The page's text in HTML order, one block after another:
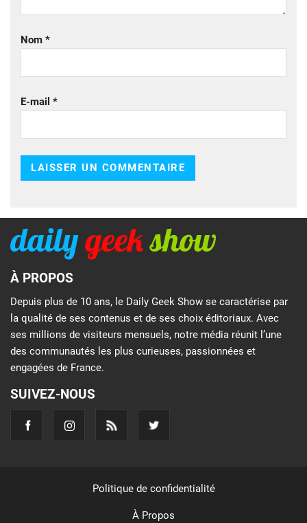
Nom *
E-mail *
À PROPOS
Depuis plus de 10 ans, le Daily Geek Show se caractérise par
la qualité de ses contenus et de ses choix éditoriaux. Avec
ses millions de visiteurs mensuels, notre média réunit l’une
des communautés les plus curieuses, passionnées et
engagées de France.
SUIVEZ-NOUS
Politique de confidentialité
À Propos